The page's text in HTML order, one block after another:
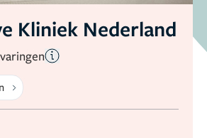
Kliniek Nederland